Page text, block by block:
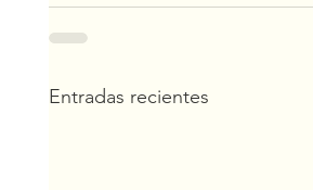
Entradas recientes